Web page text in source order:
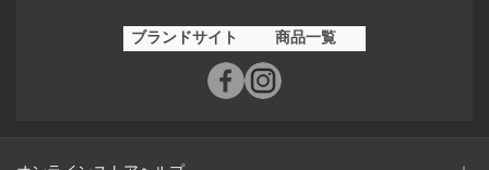
ブランドサイト 商品一覧